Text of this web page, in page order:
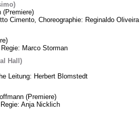
(Premiere)
Cimento, Choreographie: Reginaldo Oliveira
Marco Storman
Hall)
Leitung: Herbert Blomstedt
(Premiere)
Anja Nicklich